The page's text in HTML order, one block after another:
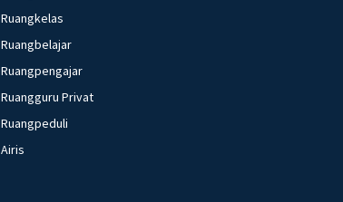
Ruangkelas
Ruangbelajar
Ruangpengajar
Ruangguru Privat
Ruangpeduli
Airis